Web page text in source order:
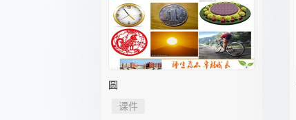
圆
课件